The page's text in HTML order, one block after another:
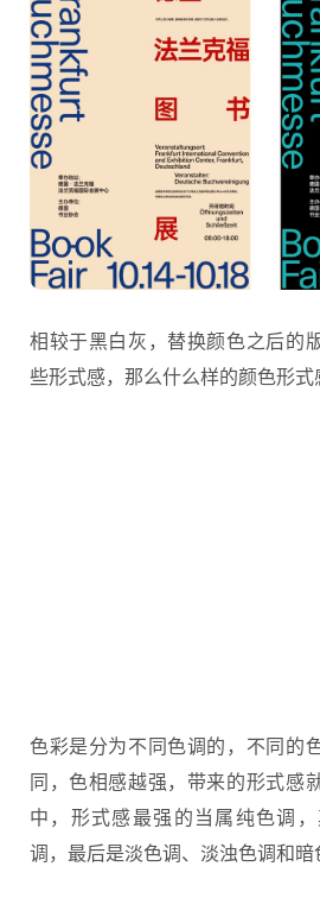
相较于黑白灰，替换颜色之后的
些形式感，那么什么样的颜色形式
色彩是分为不同色调的，不同的
同，色相感越强，带来的形式感
中，形式感最强的当属纯色调
调，最后是淡色调、淡浊色调和暗